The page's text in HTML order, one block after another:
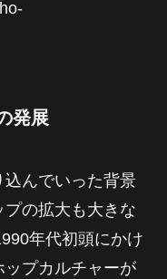
発展
込んでいった背景
の拡大も大きな
年代初頭にかけ
プカルチャーが